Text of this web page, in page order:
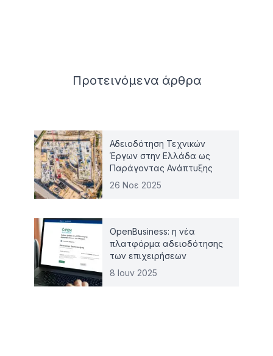
Προτεινόμενα άρθρα
Αδειοδότηση Τεχνικών
Έργων στην Ελλάδα ως
Παράγοντας Ανάπτυξης
26 Νοε 2025
OpenBusiness: η νέα
πλατφόρμα αδειοδότησης
των επιχειρήσεων
8 Ιουν 2025